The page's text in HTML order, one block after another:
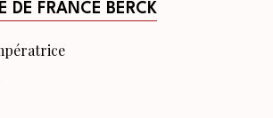
DE FRANCE BERCK